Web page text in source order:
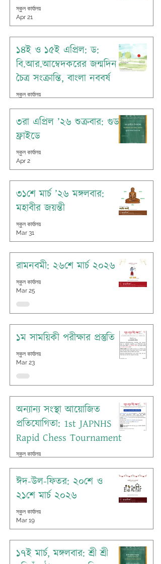
স্কুল কার্যালয়
Apr 21
১৪ই ও ১৫ই এপ্রিল: ড:
বি.আর.আম্বেদকরের জন্মদিন
চৈত্র সংক্রান্তি, বাংলা নববর্ষ
স্কুল কার্যালয়
৩রা এপ্রিল ’২৬ শুক্রবার: গুড
ফ্রাইডে
স্কুল কার্যালয়
Apr 2
৩১শে মার্চ ’২৬ মঙ্গলবার:
মহাবীর জয়ন্তী
স্কুল কার্যালয়
Mar 31
রামনবমী: ২৬শে মার্চ ২০২৬
স্কুল কার্যালয়
Mar 25
১ম সাময়িকী পরীক্ষার প্রস্তুতি
স্কুল কার্যালয়
Mar 23
অন্যান্য সংস্থা আয়োজিত
প্রতিযোগিতা: 1st JAPNHS
Rapid Chess Tournament
স্কুল কার্যালয়
ঈদ-উল-ফিতর: ২০শে ও
২১শে মার্চ ২০২৬
স্কুল কার্যালয়
Mar 19
১৭ই মার্চ, মঙ্গলবার: শ্রী শ্রী